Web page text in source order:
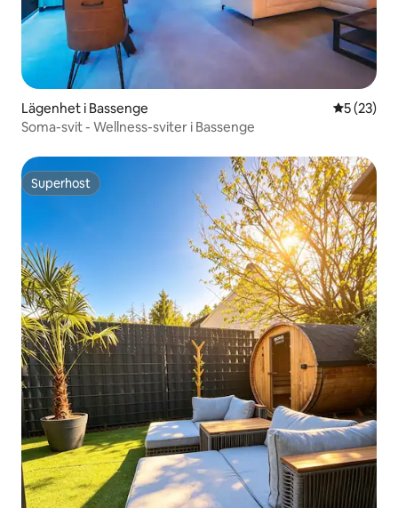
Lägenhet i Bassenge 5 av 5 i
5 (23)
Soma-svit - Wellness-sviter i Bassenge
Superhost
Superhost